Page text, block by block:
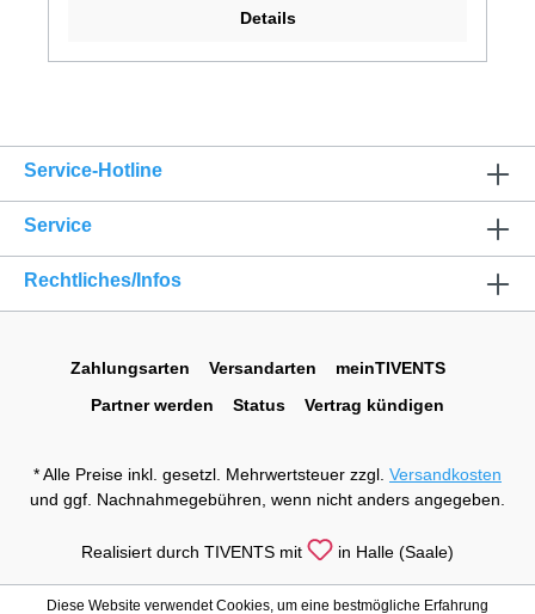
Details
Service-Hotline
Service
Rechtliches/Infos
Zahlungsarten Versandarten
meinTIVENTS
Partner werden
Status Vertrag kündigen
* Alle Preise inkl. gesetzl. Mehrwertsteuer zzgl. Versandkosten
und ggf. Nachnahmegebühren, wenn nicht anders angegeben.
Realisiert durch TIVENTS mit in Halle (Saale)
Diese Website verwendet Cookies, um eine bestmögliche Erfahrung